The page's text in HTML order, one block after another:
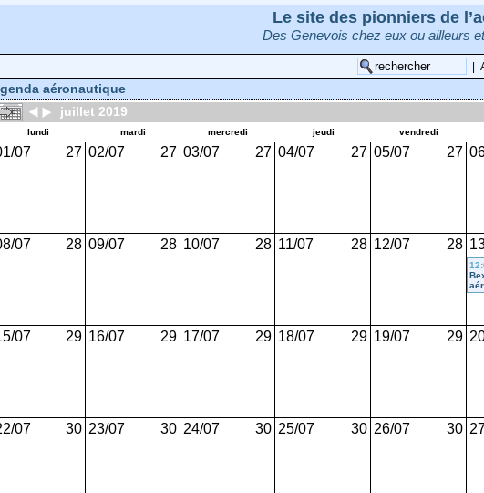
Le site des pionniers de
Des Genevois chez eux ou ailleurs
aéronautique
juillet 2019
lundi mardi mercredi jeudi vendredi
07 27 02/07 27 03/07 27 04/07 27 05/07 27
07 28 09/07 28 10/07 28 11/07 28 12/07 28
07 29 16/07 29 17/07 29 18/07 29 19/07 29
07 30 23/07 30 24/07 30 25/07 30 26/07 30